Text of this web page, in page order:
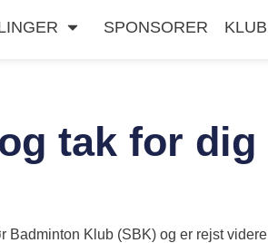
SPONSORER
tak for dig
Klub (SBK) og er rejst